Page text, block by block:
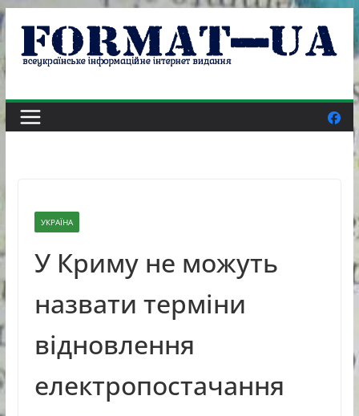
Skip
content
УКРАЇНА
У Криму не можуть
назвати терміни
відновлення
електропостачання